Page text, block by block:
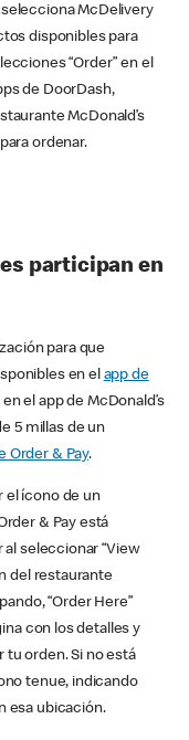
McDelivery
disponibles para
“Order” en el
de DoorDash,
McDonald’s
ordenar.
participan en
para que
en el app de
el app de McDonald’s
5 millas de un
Order & Pay.
el ícono de un
& Pay está
seleccionar “View
del restaurante
“Order Here”
con los detalles y
tu orden. Si no está
tenue, indicando
esa ubicación.